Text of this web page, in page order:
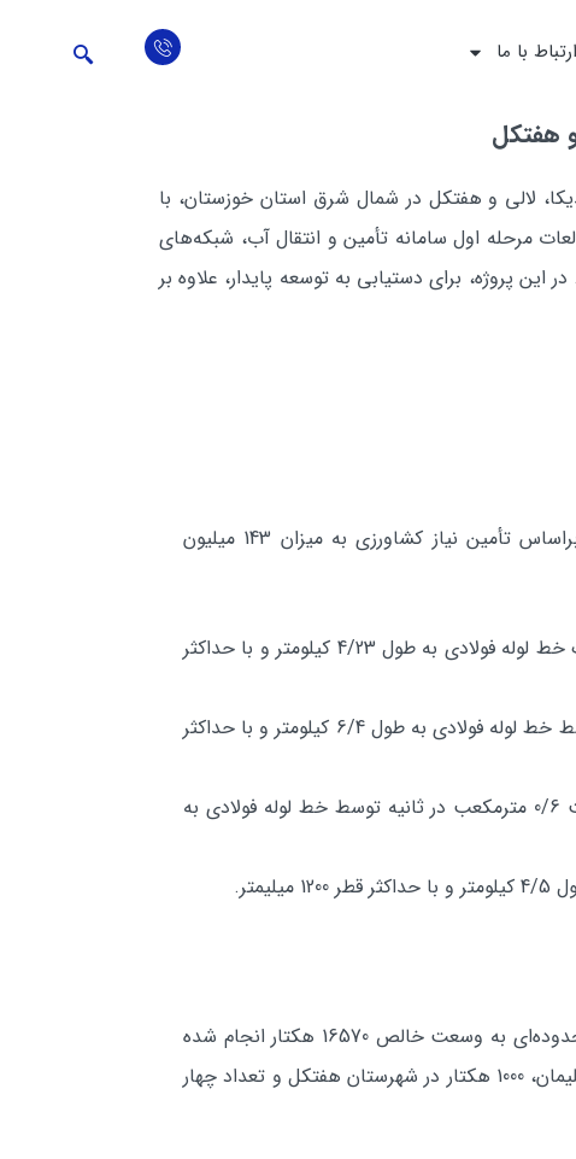
ارتباط با ما
هفتكل
لالي و هفتكل در شمال شرق استان خوزستان، با
طرح شامل مطالعات مرحله اول سامانه تأمين و انتقال آب، شبكه‌هاي
پروژه، برای دستيابي به توسعه پايدار، علاوه بر
مطالعات سامانه تأمين و انتقال آب از رودخانه كارون (سدهاي كارون1، مسجدسليمان و گتوند) و سد تراز، براساس تأمين نياز كشاورزي به ميزان 143 ميليون
اراضي انديكا : آبگيري از مخزن سد كارون1 توسط پمپاژ شناور با ظرفيت 4/3 مترمكعب در ثانيه توسط يك خط لوله فولادي به طول 4/23 كيلومتر و با حداكثر
اراضي مسجدسليمان: آبگيري از مخزين سد گتوند توسط پمپاژ شناور با ظرفيت 6/1 مترمكعب در ثانيه توسط خط لوله فولادي به طول 6/4 كيلومتر و با حداكثر
اراضي مسجدسليمان و هفتكل: آبگيري از تونل خروجي سد مسجدسليمان توسط ايستگاه پمپاژ با ظرفيت 0/6 مترمكعب در ثانيه توسط خط لوله فولادي به
توسعه شبكه آبياري و زهكشي، براساس تعيين سطح توسعه بهينه در اراضي مستعد توسعه كشاورزي آبي در محدوده‌اي به وسعت خالص 16570 هكتار انجام شده
است که شامل 5500 هكتار در شهرستان انديكا، 2000 هكتار در شهرستان لالي، 8070 هکتار در شهرستان مسجدسليمان، 1000 هكتار در شهرستان هفتكل و تعداد چهار